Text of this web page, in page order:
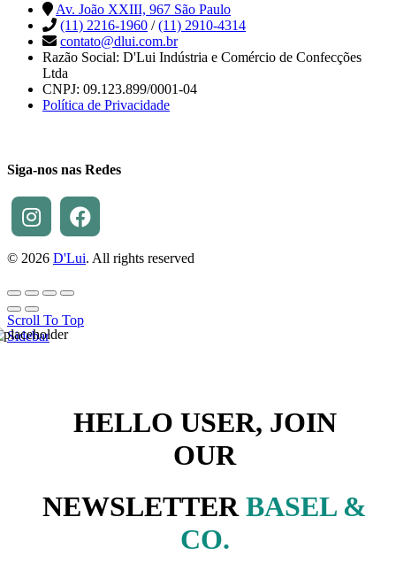
Av. João XXIII, 967 São Paulo
(11) 2216-1960 /(11) 2910-4314
contato@dlui.com.br
Razão Social: D'Lui Indústria e Comércio de Confecções
Ltda
CNPJ: 09.123.899/0001-04
Política de Privacidade
Siga-nos nas Redes
© 2026 D'Lui. All rights reserved
Scroll To Top
Sidebar
HELLO USER, JOIN
OUR
NEWSLETTERBASEL &
CO.